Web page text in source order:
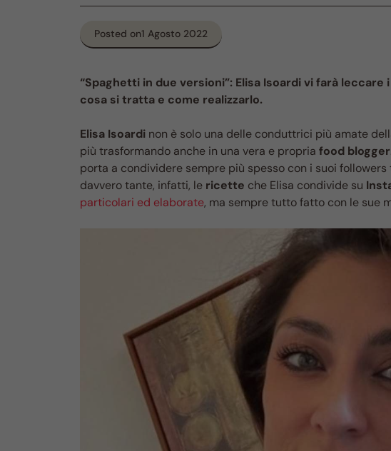
Posted on1 Agosto 2022
“Spaghetti in due versioni”: Elisa Isoardi vi farà
cosa si tratta e come realizzarlo.
Elisa Isoardi non è solo una delle conduttrici più amate
più trasformando anche in una vera e propria food blogger
porta a condividere sempre più spesso con i suoi
davvero tante, infatti, le ricette che Elisa condivide su
particolari ed elaborate, ma sempre tutto fatto con le sue